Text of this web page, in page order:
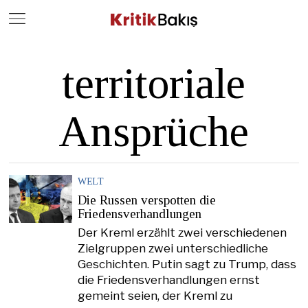
territoriale
Ansprüche
WELT
Die Russen verspotten die
Friedensverhandlungen
Der Kreml erzählt zwei verschiedenen
Zielgruppen zwei unterschiedliche
Geschichten. Putin sagt zu Trump, dass
die Friedensverhandlungen ernst
gemeint seien, der Kreml zu